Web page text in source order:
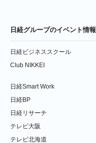
日経グループのイベント情報
日経ビジネススクール
Club NIKKEI
日経Smart Work
日経BP
日経リサーチ
テレビ大阪
テレビ北海道